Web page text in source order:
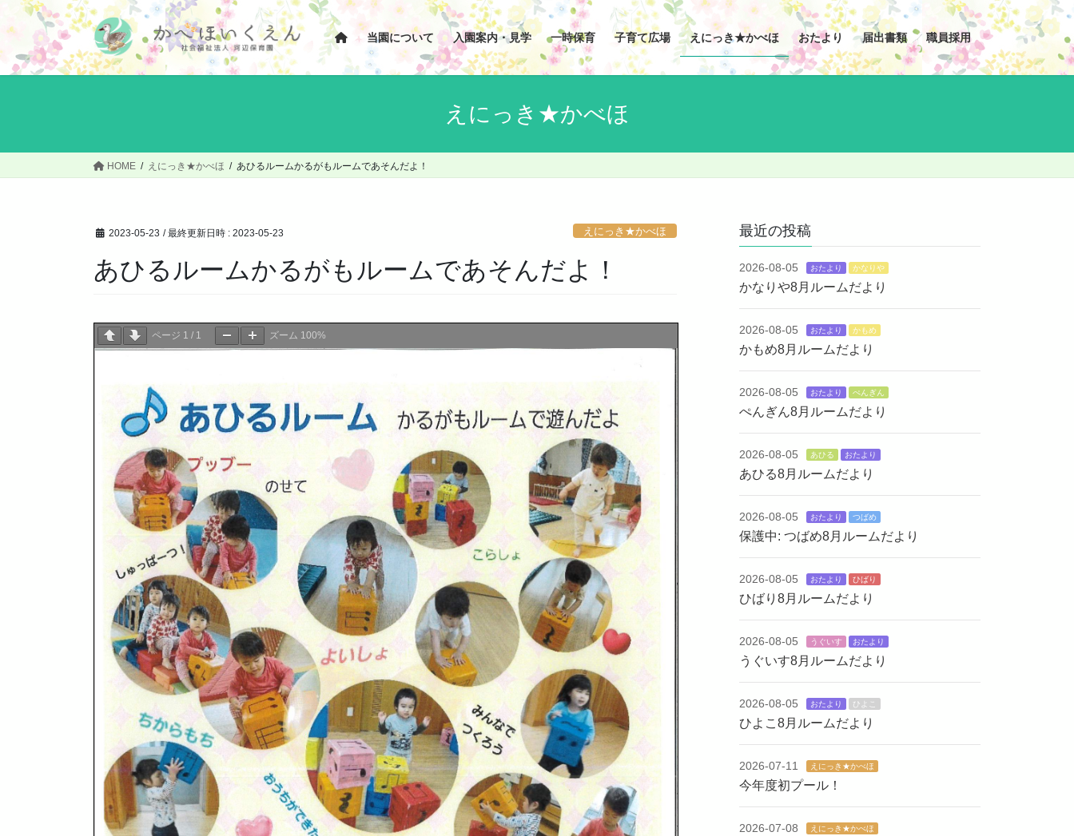
ン
プ
ビ
動
当園について 入園案内・見学 一時保育 子育て広場 えにっき★かべほ おたより 届出書類 職員採用
えにっき★かべほ
HOME えにっき★かべほ あひるルームかるがもルームであそんだよ！
2023-05-23 / 最終更新日時 : 2023-05-23 えにっき★かべほ
あひるルームかるがもルームであそんだよ！
ページ 1 / 1 ズーム 100%
最近の投稿
2026-08-05 おたより かなりや
かなりや8月ルームだより
2026-08-05 おたより かもめ
かもめ8月ルームだより
2026-08-05 おたより ぺんぎん
ぺんぎん8月ルームだより
2026-08-05 あひる おたより
あひる8月ルームだより
2026-08-05 おたより つばめ
保護中: つばめ8月ルームだより
2026-08-05 おたより ひばり
ひばり8月ルームだより
2026-08-05 うぐいす おたより
うぐいす8月ルームだより
2026-08-05 おたより ひよこ
ひよこ8月ルームだより
2026-07-11 えにっき★かべほ
今年度初プール！
2026-07-08 えにっき★かべほ